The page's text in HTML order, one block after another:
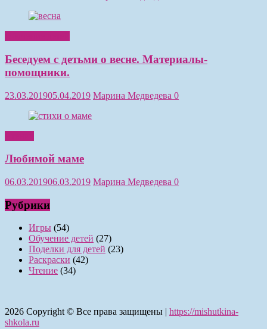
Беседуем с детьми о весне. Материалы-
помощники.
23.03.201905.04.2019 Марина Медведева 0
Любимой маме
06.03.201906.03.2019 Марина Медведева 0
Рубрики
Игры (54)
Обучение детей (27)
Поделки для детей (23)
Раскраски (42)
Чтение (34)
2026 Copyright © Все права защищены | https://mishutkina-
shkola.ru